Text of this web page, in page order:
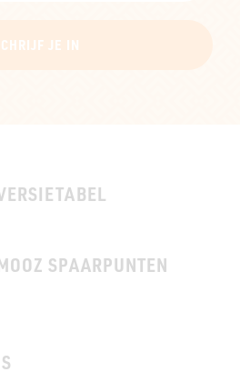
JE IN
SPAARPUNTEN